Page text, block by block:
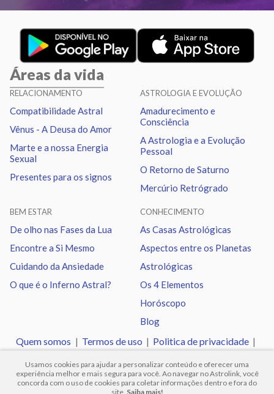
Usamos cookies para ajudar a personalizar conteúdo e oferecer uma
experiência melhor e mais segura para você. Ao navegar no Astrolink, você
concorda com o uso de cookies para coletar informações dentro e fora do
site. Saiba mais!
Aspectos ativos Orbe
Conjunção Júpiter 6.28
Sol Trígono
Lua Mercúrio
Lua Trígono Vênus
Netuno
Lua Trígono Plutão
Lua Quadratura Nodo norte
Nodo norte
Urano Netuno 1.02
Urano Trígono Plutão 1.16
Áreas da vida
RELACIONAMENTO
Compatibilidade Astral
Vênus - A Deusa do Amor
Marte e a nossa Energia
Sexual
Presentes para os signos
ASTROLOGIA E EVOLUÇÃO
Amadurecimento e
Consciência
A Astrologia e a Evolução
Pessoal
O Retorno de Saturno
Mercúrio Retrógrado
BEM ESTAR
De olho nas Fases da Lua
Encontre a Si Mesmo
Cuidando da Ansiedade
O que é o Inferno Astral?
CONHECIMENTO
As Casas Astrológicas
Aspectos entre os Planetas
Astrológicas
Os 4 Elementos
Horóscopo
Blog
Quem somos | Termos de uso | Politica de privacidade |